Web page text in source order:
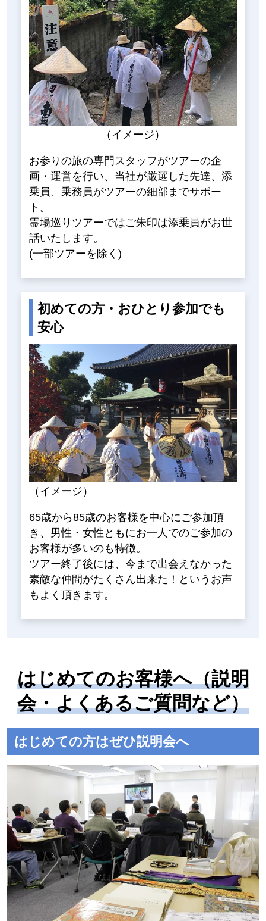
（イメージ）
お参りの旅の専門スタッフがツアーの企
画・運営を行い、当社が厳選した先達、添
乗員、乗務員がツアーの細部までサポー
ト。
霊場巡りツアーではご朱印は添乗員がお世
話いたします。
(一部ツアーを除く)
初めての方・おひとり参加でも
安心
（イメージ）
65歳から85歳のお客様を中心にご参加頂
き、男性・女性ともにお一人でのご参加の
お客様が多いのも特徴。
ツアー終了後には、今まで出会えなかった
素敵な仲間がたくさん出来た！というお声
もよく頂きます。
はじめてのお客様へ（説明
会・よくあるご質問など）
はじめての方はぜひ説明会へ